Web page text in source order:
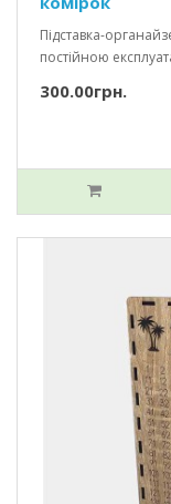
Підставка-
постійною
300.00грн.